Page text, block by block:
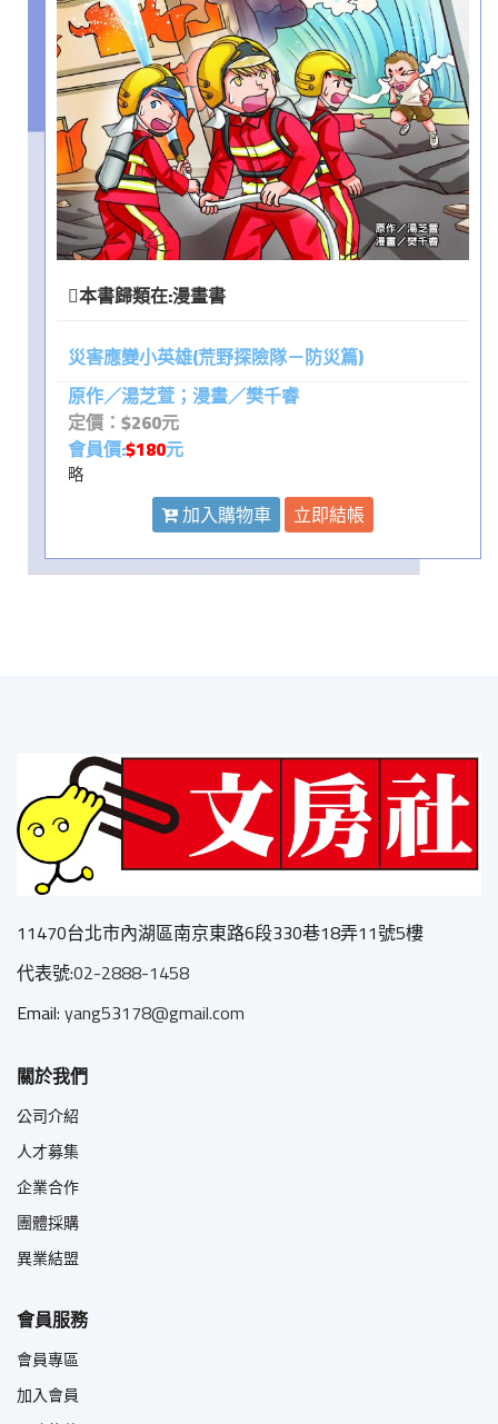
本書歸類在:漫畫書
災害應變小英雄(荒野探險隊－防災篇)
原作／湯芝萱；漫畫／樊千睿
定價：$260元
會員價:$180元
略
加入購物車 立即結帳
11470台北市內湖區南京東路6段330巷18弄11號5樓
代表號:02-2888-1458
Email:yang53178@gmail.com
關於我們
公司介紹
人才募集
企業合作
團體採購
異業結盟
會員服務
會員專區
加入會員